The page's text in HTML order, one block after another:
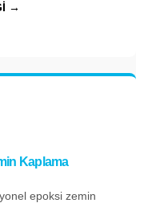
→
Kaplama
epoksi zemin